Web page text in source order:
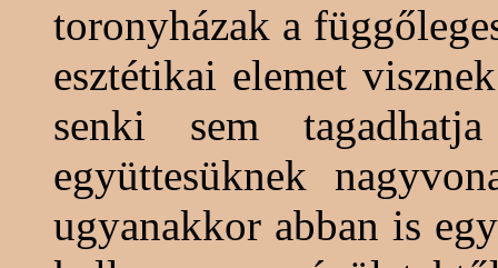
toronyházak a
esztétikai elemet
senki sem
együttesüknek
ugyanakkor abban is